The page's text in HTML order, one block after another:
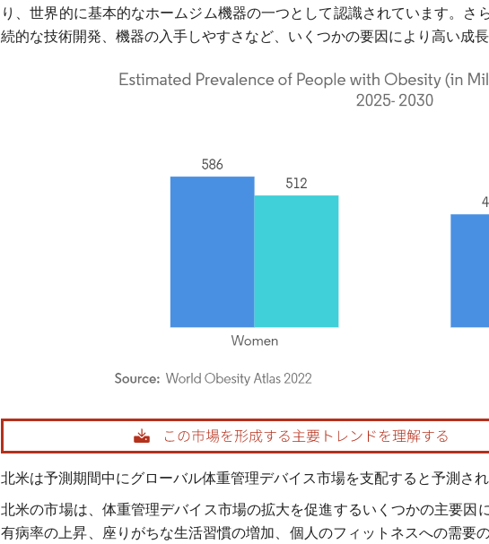
り、世界的に基本的なホームジム機器の一つとして認識されています。
続的な技術開発、機器の入手しやすさなど、いくつかの要因により高い成長
画像 © Mordor Intelligence。再利用にはCC BY 4.0の表示が必要です。
北米は予測期間中にグローバル体重管理デバイス市場を支配すると予測さ
北米の市場は、体重管理デバイス市場の拡大を促進するいくつかの主要因
有病率の上昇、座りがちな生活習慣の増加、個人のフィットネスへの需要